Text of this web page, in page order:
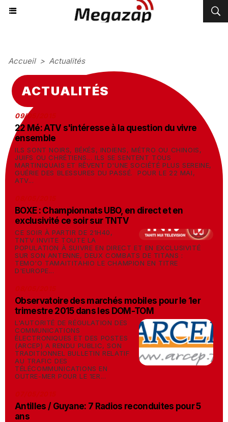
Accueil > Actualités
ACTUALITÉS
09/05/2015
22 Mé: ATV s'intéresse à la question du vivre
ensemble
ILS SONT NOIRS, BÉKÉS, INDIENS, MÉTRO OU CHINOIS,
JUIFS OU CHRÉTIENS... ILS SE SENTENT TOUS
MARTINIQUAIS ET RÊVENT D'UNE SOCIÉTÉ PLUS SEREINE,
GUÉRIE DES BLESSURES DU PASSÉ. POUR LE 22 MAI,
ATV...
BOXE : Championnats UBO, en direct et en
exclusivité ce soir sur TNTV
CE SOIR À PARTIR DE 21H40,
TNTV INVITE TOUTE LA
POPULATION À SUIVRE EN DIRECT ET EN EXCLUSIVITÉ
SUR SON ANTENNE, DEUX COMBATS DE TITANS :
TEMO'O TAMAITITAHIO LE CHAMPION EN TITRE
D'EUROPE...
Observatoire des marchés mobiles pour le 1er
trimestre 2015 dans les DOM-TOM
L'AUTORITÉ DE RÉGULATION DES
COMMUNICATIONS
ÉLECTRONIQUES ET DES POSTES
(ARCEP) A RENDU PUBLIC, SON
TRADITIONNEL BULLETIN RELATIF
AU TRAFIC DES
TÉLÉCOMMUNICATIONS EN
OUTRE-MER POUR LE 1ER...
Antilles / Guyane: 7 Radios reconduites pour 5
ans